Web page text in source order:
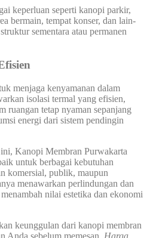
keperluan seperti kanopi parkir,
bermain, tempat konser, dan lain-
sementara atau permanen
menjaga kenyamanan dalam
isolasi termal yang efisien,
ruangan tetap nyaman sepanjang
energi dari sistem pendingin
Kanopi Membran Purwakarta
untuk berbagai kebutuhan
komersial, publik, maupun
menawarkan perlindungan dan
nilai estetika dan ekonomi
keunggulan dari kanopi membran
Anda sebelum memesan, Harga